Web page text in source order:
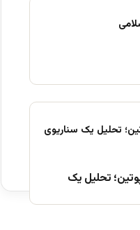
تحلیل یک